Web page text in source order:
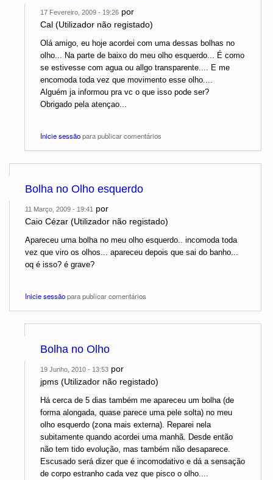
17 Fevereiro, 2009 - 19:26 por
Cal (Utilizador não registado)
Olá amigo, eu hoje acordei com uma dessas bolhas no
olho... Na parte de baixo do meu olho esquerdo... É como
se estivesse com agua ou allgo transparente.... E me
encomoda toda vez que movimento esse olho....
Alguém ja informou pra vc o que isso pode ser?
Obrigado pela atençao...
Inicie sessãopara publicar comentários
Bolha no Olho esquerdo
11 Março, 2009 - 19:41 por
Caio Cézar (Utilizador não registado)
Apareceu uma bolha no meu olho esquerdo.. incomoda toda
vez que viro os olhos... apareceu depois que sai do banho...
oq é isso? é grave?
Inicie sessãopara publicar comentários
Bolha no Olho
19 Junho, 2010 - 13:53 por
jpms (Utilizador não registado)
Há cerca de 5 dias também me apareceu um bolha (de
forma alongada, quase parece uma pele solta) no meu
olho esquerdo (zona mais externa). Reparei nela
subitamente quando acordei uma manhã. Desde então
não tem tido evolução, mas também não desaparece.
Escusado será dizer que é incomodativo e dá a sensação
de corpo estranho cada vez que pisco o olho....